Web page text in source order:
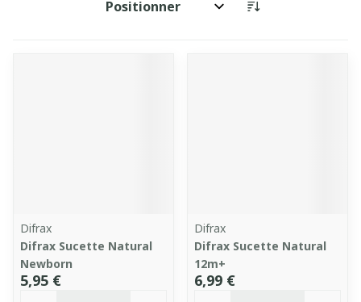
Trier par:
Difrax
Difrax Sucette Natural
Newborn
5,95 €
Difrax
Difrax Sucette Natural
12m+
6,99 €